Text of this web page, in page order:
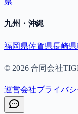
九州・沖縄
福岡県佐賀県長崎県
© 2026合同会社
運営会社プライバ